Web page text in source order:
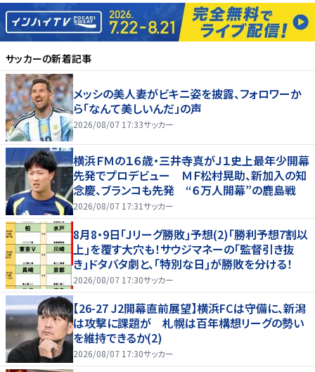
サッカーの新着記事
メッシの美人妻がビキニ姿を披露、フォロワーか
ら「なんて美しいんだ」の声
2026/08/07 17:33サッカー
横浜ＦＭの１６歳・三井寺真がＪ１史上最年少開幕
先発でプロデビュー ＭＦ松村晃助、新加入の知
念慶、ブランコも先発 “６万人開幕”の鹿島戦
2026/08/07 17:31サッカー
8月8・9日｢Jリーグ勝敗｣予想(2)｢勝利予想7割以
上｣を覆す大穴も！サウジマネーの｢監督引き抜
き｣ドタバタ劇と、｢特別な日｣が勝敗を分ける！
2026/08/07 17:30サッカー
【26-27 J2開幕直前展望】横浜FCは守備に、新潟
は攻撃に課題が 札幌は百年構想リーグの勢い
を維持できるか(2)
2026/08/07 17:30サッカー